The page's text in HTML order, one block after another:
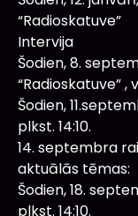
“Radioskatuve”
Intervija
Šodien, 8.
“Radioskatuve” ,
Šodien,
plkst. 14:10.
14. septembra
aktuālās tēmas:
Šodien, 18.
plkst. 14:10.